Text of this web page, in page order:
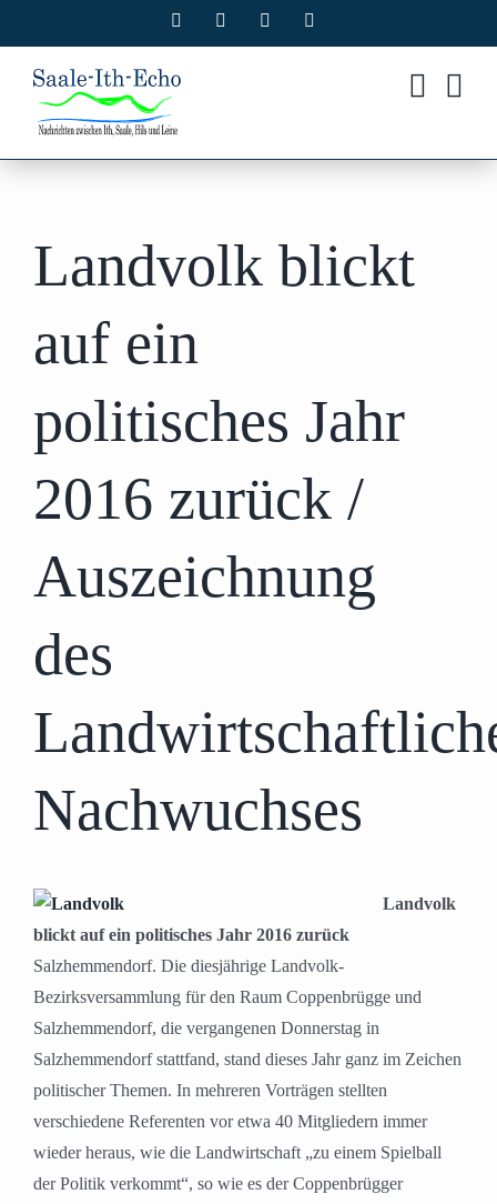
Inhalt
springen
Facebook Instagram
Landvolk blickt
auf ein
politisches Jahr
2016 zurück /
Auszeichnung
des
Nachwuchses
Landvolk
blickt auf ein politisches Jahr 2016 zurück
Salzhemmendorf. Die diesjährige Landvolk-
Bezirksversammlung für den Raum Coppenbrügge und
Salzhemmendorf, die vergangenen Donnerstag in
Salzhemmendorf stattfand, stand dieses Jahr ganz im Zeichen
politischer Themen. In mehreren Vorträgen stellten
verschiedene Referenten vor etwa 40 Mitgliedern immer
wieder heraus, wie die Landwirtschaft „zu einem Spielball
der Politik verkommt“, so wie es der Coppenbrügger